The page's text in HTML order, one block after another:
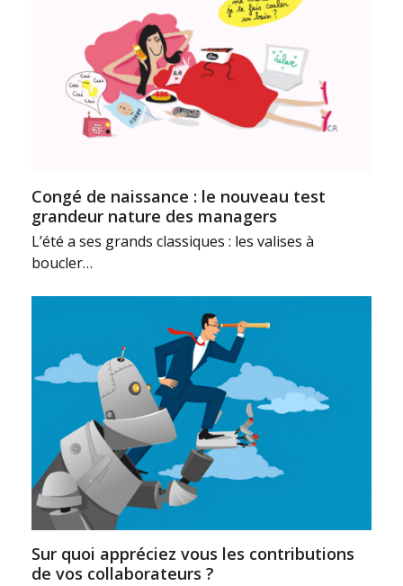
Congé de naissance : le nouveau test
grandeur nature des managers
L’été a ses grands classiques : les valises à
boucler…
Sur quoi appréciez vous les contributions
de vos collaborateurs ?